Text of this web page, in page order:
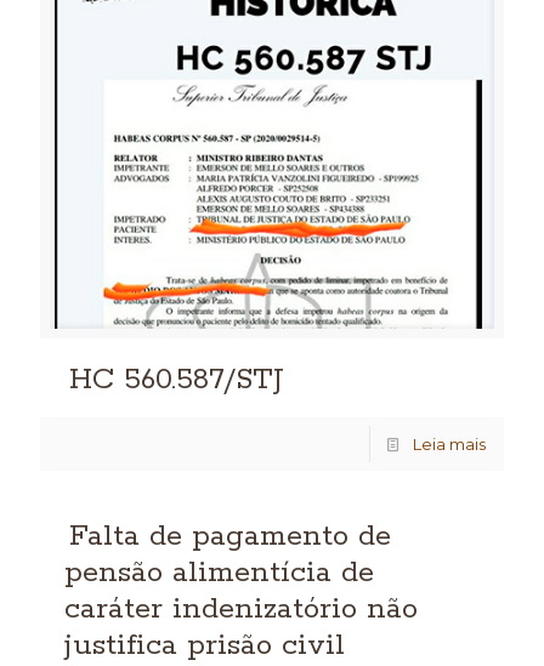
HC 560.587/STJ
Leia mais
Falta de pagamento de
pensão alimentícia de
caráter indenizatório não
justifica prisão civil